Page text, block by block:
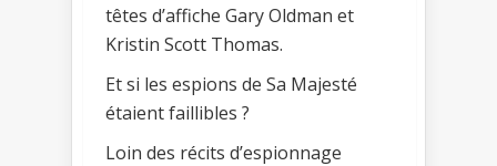
têtes d’affiche Gary Oldman et
Kristin Scott Thomas.
Et si les espions de Sa Majesté
étaient faillibles ?
Loin des récits d’espionnage